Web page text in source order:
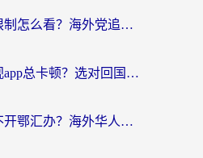
相思蛊国外地区限制怎么看？海外党追剧听歌的终极解决方案
海外党看国外电视app总卡顿？选对回国加速器，追剧购物两不误
马来西亚怎么打不开鄂汇办？海外华人必备的回国加速指南，解决追剧、办事、阅读难题